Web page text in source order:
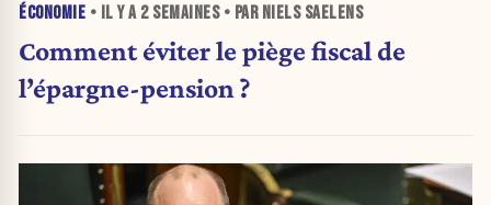
ÉCONOMIE • IL Y A 2 SEMAINES• PAR NIELS SAELENS
Comment éviter le piège fiscal de
l’épargne-pension ?